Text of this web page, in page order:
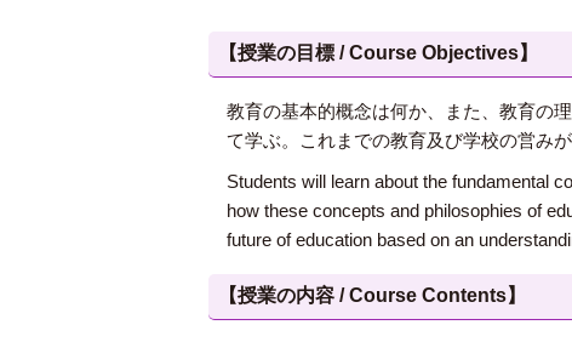
【授業の目標 / Course Objectives】
教育の基本的概念は何か、また、教育の
て学ぶ。これまでの教育及び学校の営み
Students will learn about the fundamental
how these concepts and philosophies of
future of education based on an
【授業の内容 / Course Contents】